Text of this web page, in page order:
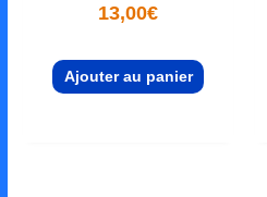
13,00€
Ajouter au panier